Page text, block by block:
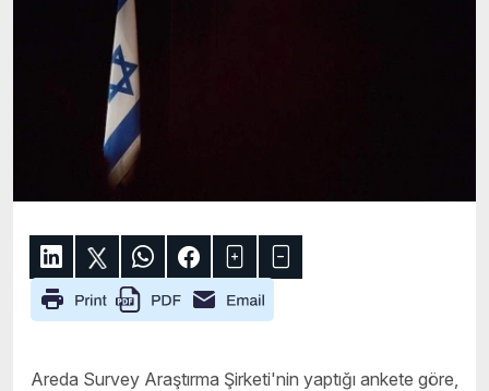
Areda Survey Araştırma Şirketi'nin yaptığı ankete göre,